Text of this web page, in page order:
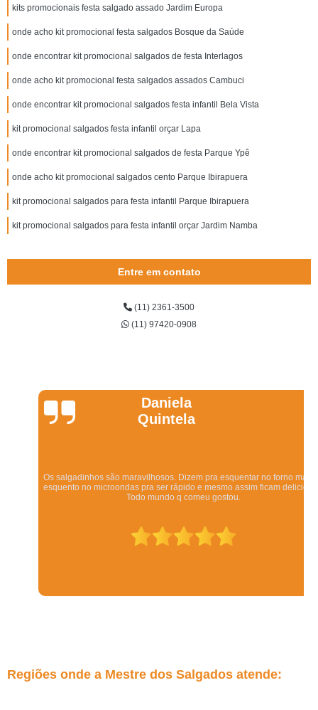
kits promocionais festa salgado assado Jardim Europa
onde acho kit promocional festa salgados Bosque da Saúde
onde encontrar kit promocional salgados de festa Interlagos
onde acho kit promocional festa salgados assados Cambuci
onde encontrar kit promocional salgados festa infantil Bela Vista
kit promocional salgados festa infantil orçar Lapa
onde encontrar kit promocional salgados de festa Parque Ypê
onde acho kit promocional salgados cento Parque Ibirapuera
kit promocional salgados para festa infantil Parque Ibirapuera
kit promocional salgados para festa infantil orçar Jardim Namba
Entre em contato
(11) 2361-3500
(11) 97420-0908
Daniela
Quintela
Os salgadinhos são maravilhosos. Dizem pra esquentar no forno mas eu
esquento no microondas pra ser rápido e mesmo assim ficam deliciosos.
Todo mundo q comeu gostou.
Regiões onde a Mestre dos Salgados atende: